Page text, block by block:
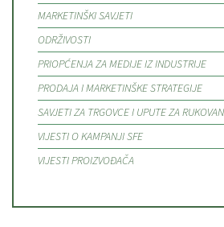
MARKETINŠKI SAVJETI
ODRŽIVOSTI
PRIOPĆENJA ZA MEDIJE IZ INDUSTRIJE
PRODAJA I MARKETINŠKE STRATEGIJE
SAVJETI ZA TRGOVCE I UPUTE ZA
VIJESTI O KAMPANJI SFE
VIJESTI PROIZVOĐAČA